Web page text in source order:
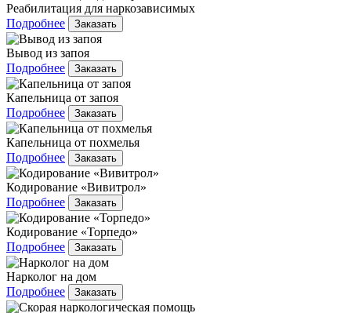
Реабилитация для наркозависимых
Подробнее
Заказать
Вывод из запоя
Подробнее
Заказать
Капельница от запоя
Подробнее
Заказать
Капельница от похмелья
Подробнее
Заказать
Кодирование «Вивитрол»
Подробнее
Заказать
Кодирование «Торпедо»
Подробнее
Заказать
Нарколог на дом
Подробнее
Заказать